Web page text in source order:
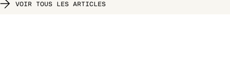
VOIR TOUS LES ARTICLES